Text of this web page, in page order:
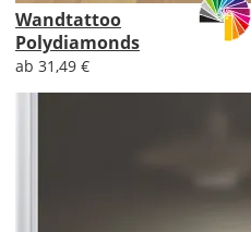
Wandtattoo
Polydiamonds
ab 31,49 €